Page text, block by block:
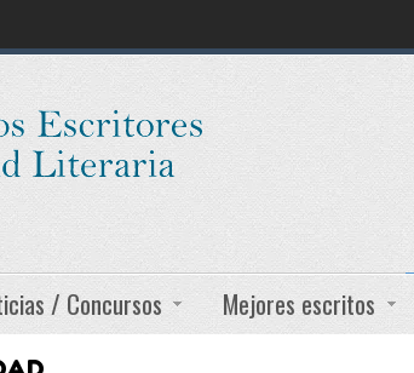
/ Concursos Mejores escritos